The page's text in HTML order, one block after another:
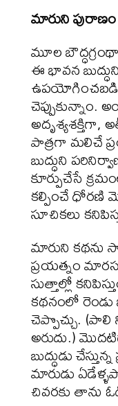
మారుని పురాణం
మూల
ఈ భావన
చెప్పుకున్నాం.
అదృశ్యశక్తిగా,
పాత్రగా మలిచే
బుద్ధుని
కూర్పుచేసే
కల్పించే
సూచికలు
మారుని కథను
ప్రయత్నం
సుత్తాల్లో
కథనంలో
చెప్పొచ్చు.
అరుదు.)
బుద్ధుడు
మారుడు
చివరకు తాను